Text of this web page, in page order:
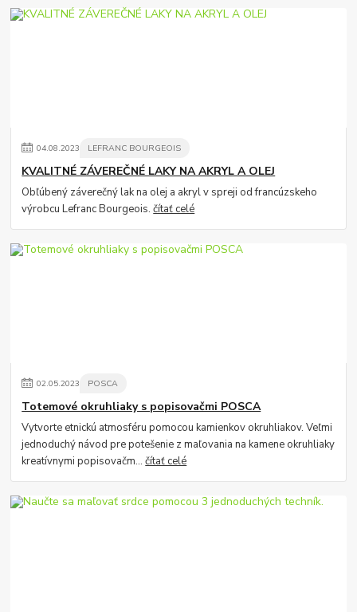
04.08.2023 LEFRANC BOURGEOIS
KVALITNÉ ZÁVEREČNÉ LAKY NA AKRYL A OLEJ
Obľúbený záverečný lak na olej a akryl v spreji od francúzskeho
výrobcu Lefranc Bourgeois.čítať celé
02.05.2023 POSCA
Totemové okruhliaky s popisovačmi POSCA
Vytvorte etnickú atmosféru pomocou kamienkov okruhliakov. Veľmi
jednoduchý návod pre potešenie z maľovania na kamene okruhliaky
kreatívnymi popisovačm...čítať celé